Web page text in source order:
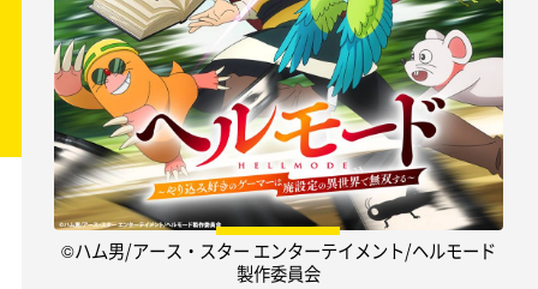
©ハム男/アース・スター エンターテイメント/ヘルモード
製作委員会